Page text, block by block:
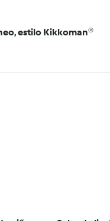
estilo Kikkoman®